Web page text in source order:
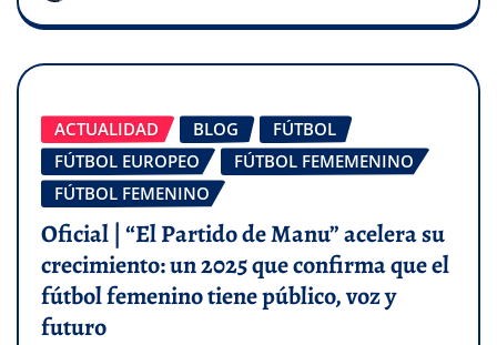
ACTUALIDAD BLOG
FÚTBOL
FÚTBOL EUROPEO
FÚTBOL FEMEMENINO
FÚTBOL FEMENINO
Oficial | “El Partido de Manu” acelera su
crecimiento: un 2025 que confirma que el
fútbol femenino tiene público, voz y
futuro